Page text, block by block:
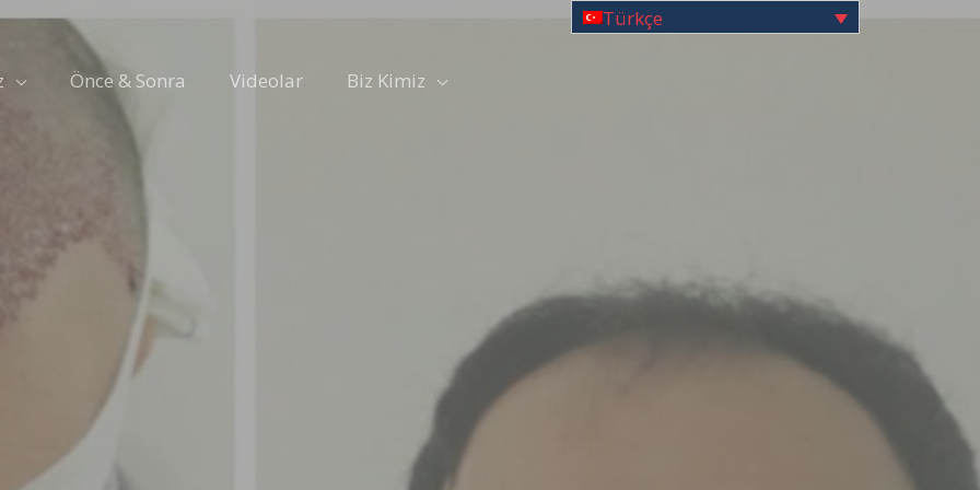
Türkçe
Önce & Sonra Videolar Biz Kimiz